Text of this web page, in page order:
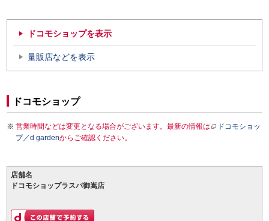
ドコモショップを表示
量販店などを表示
ドコモショップ
営業時間などは変更となる場合がございます。最新の情報は
ドコモショッ
プ／d gardenからご確認ください。
店舗名
ドコモショップラスパ御嵩店